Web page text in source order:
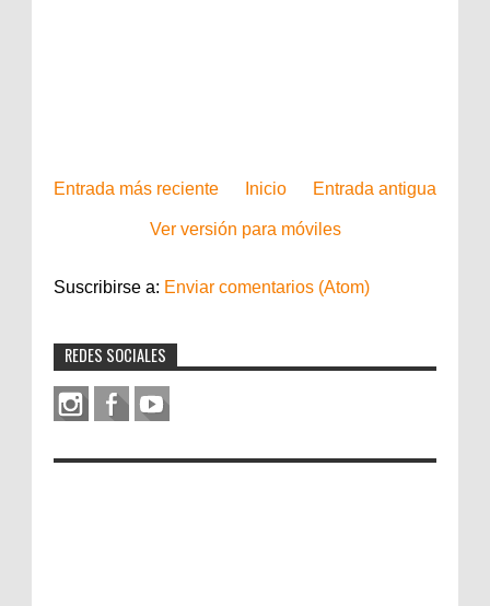
Entrada más reciente Entrada antigua
Inicio
Ver versión para móviles
Suscribirse a: Enviar comentarios (Atom)
REDES SOCIALES